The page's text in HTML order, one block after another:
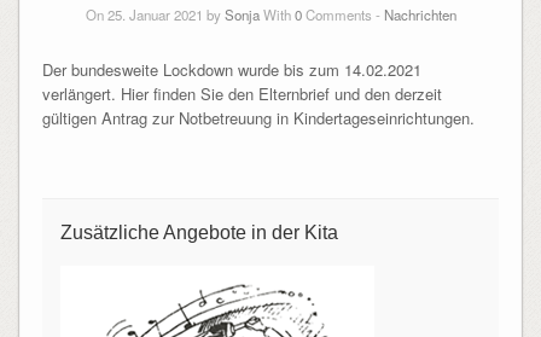
On 25. Januar 2021 bySonjaWith0Comments - Nachrichten
Der bundesweite Lockdown wurde bis zum 14.02.2021
verlängert. Hier finden Sie den Elternbrief und den derzeit
gültigen Antrag zur Notbetreuung in Kindertageseinrichtungen.
Zusätzliche Angebote in der Kita